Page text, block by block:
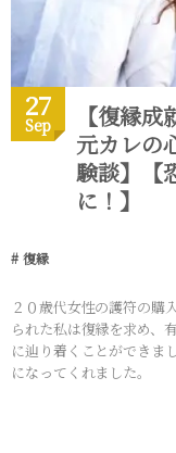
27
Sep
【復縁
元カレの
験談】【
に！】
復縁
２０歳代女性の護符の購
られた私は復縁を求め、
に辿り着くことができま
になってくれました。